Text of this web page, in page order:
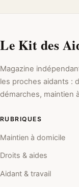
Le Kit des
Magazine
les proches aidants :
démarches, maintien
RUBRIQUES
Maintien à domicile
Droits & aides
Aidant & travail